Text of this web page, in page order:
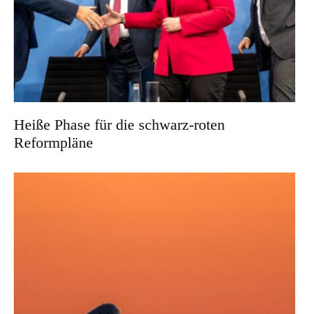
Heiße Phase für die schwarz-roten
Reformpläne